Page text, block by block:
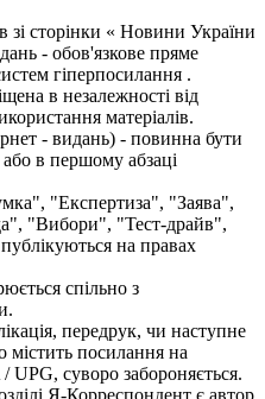
зі сторінки « Новини України
- обов'язкове пряме
гіперпосилання .
в незалежності від
матеріалів.
- видань) - повинна бути
в першому абзаці
"Експертиза", "Заява",
"Вибори", "Тест-драйв",
на правах
спільно з
передрук, чи наступне
посилання на
UPG, суворо забороняється.
Я-Корреспондент є автор